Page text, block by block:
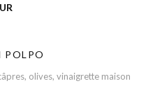
POLPO
olives, vinaigrette maison